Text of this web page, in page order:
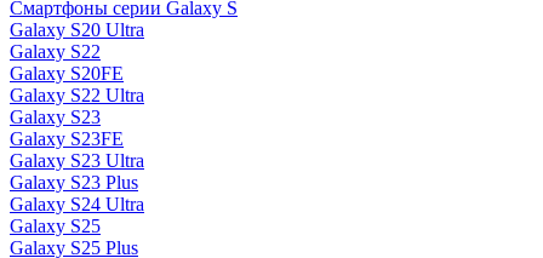
Смартфоны серии Galaxy S
Galaxy S20 Ultra
Galaxy S22
Galaxy S20FE
Galaxy S22 Ultra
Galaxy S23
Galaxy S23FE
Galaxy S23 Ultra
Galaxy S23 Plus
Galaxy S24 Ultra
Galaxy S25
Galaxy S25 Plus